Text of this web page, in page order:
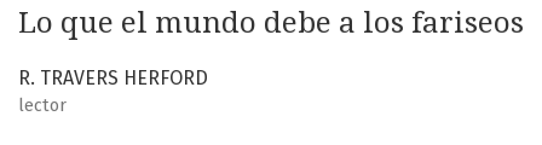
Lo que el mundo debe a los fariseos
R. TRAVERS HERFORD
lector